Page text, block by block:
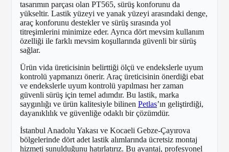
tasarımın parçası olan PT565, sürüş konforunu da
yükseltir. Lastik yüzeyi ve yanak yüzeyi arasındaki denge,
araç konforunu destekler ve sürüş sırasında yol
titreşimlerini minimize eder. Ayrıca dört mevsim kullanım
özelliği ile farklı mevsim koşullarında güvenli bir sürüş
sağlar.
Ürün vida üreticisinin belirttiği ölçü ve endekslerle uyum
kontrolü yapmanızı önerir. Araç üreticisinin önerdiği ebat
ve endekslerle uyum kontrolü yapılması her zaman
güvenli sürüş için temel adımdır. Bu lastik, marka
saygınlığı ve ürün kalitesiyle bilinen Petlas’ın geliştirdiği,
dayanıklılık ve güvenliğe odaklı bir çözümdür.
İstanbul Anadolu Yakası ve Kocaeli Gebze-Çayırova
bölgelerinde dört adet lastik alımlarında ücretsiz montaj
hizmeti sunulduğunu hatırlatırız. Bu avantaj, profesyonel